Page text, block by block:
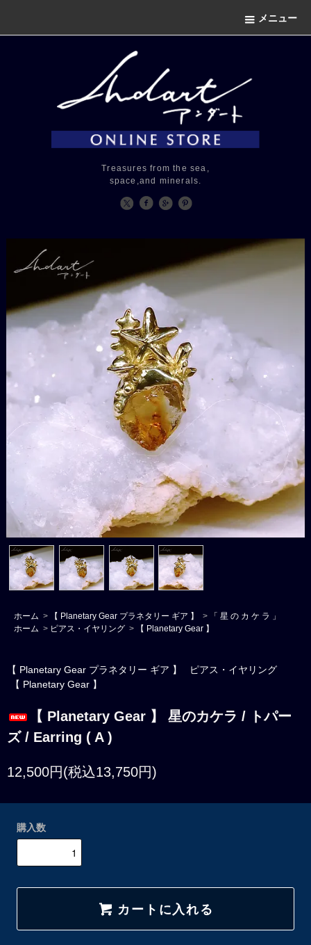
メニュー
Treasures from the sea,
space,and minerals.
ホーム > 【 Planetary Gear プラネタリー ギア 】 >
「 星 の カ ケ ラ 」
ホーム > ピアス・イヤリング > 【 Planetary Gear 】
【 Planetary Gear プラネタリー ギア 】
ピアス・イヤリング
【 Planetary Gear 】
【 Planetary Gear 】 星のカケラ / トパー
ズ / Earring ( A )
12,500円(税込13,750円)
購入数
カートに入れる